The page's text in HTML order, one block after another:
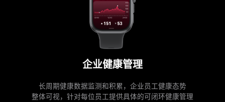
企业健康管理
长周期健康数据监测和积累，企业员工健康态势
整体可视，针对每位员工提供具体的可闭环健康管理